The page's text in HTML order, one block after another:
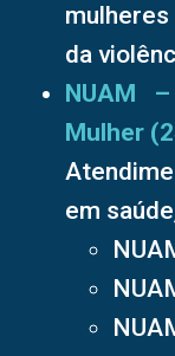
da
NUAM
Mulher
em